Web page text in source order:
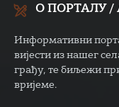
О ПОРТАЛУ /
Информативни
вијести из нашег
грађу, те биљежи
вријеме.